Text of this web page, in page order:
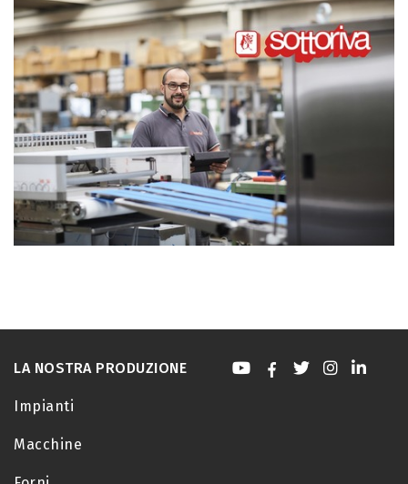
LA NOSTRA PRODUZIONE
Impianti
Macchine